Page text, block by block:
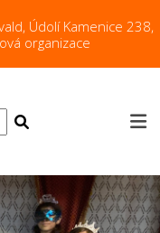
Údolí Kamenice 238,
organizace